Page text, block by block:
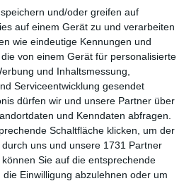
und/oder greifen auf
auf einem Gerät zu und verarbeiten
wie eindeutige Kennungen und
von einem Gerät für personalisierte
und Inhaltsmessung,
Serviceentwicklung gesendet
dürfen wir und unsere Partner über
und Kenndaten abfragen.
Schaltfläche klicken, um der
uns und unsere 1731 Partner
Sie auf die entsprechende
Einwilligung abzulehnen oder um
TEILEN
Twitter, WhatsApp, ...
KARTEN IN DIESEN
ANSEHEN
und Gefühle